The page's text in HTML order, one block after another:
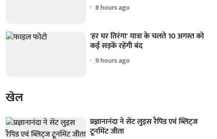
8 hours ago
'हर घर तिरंगा' यात्रा के चलते 10 अगस्त को
कई सड़कें रहेंगी बंद
9 hours ago
खेल
प्रज्ञानानंदा ने सेंट लुइस रैपिड एवं ब्लिट्ज
टूर्नामेंट जीता